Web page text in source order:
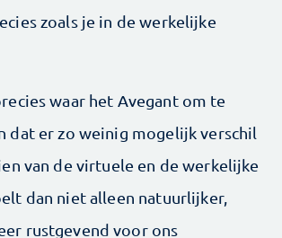
zoals je in de werkelijke
waar het Avegant om te
dat er zo weinig mogelijk verschil
van de virtuele en de werkelijke
dan niet alleen natuurlijker,
rustgevend voor ons